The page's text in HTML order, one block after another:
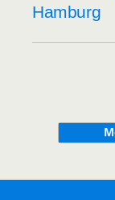
Hamburg